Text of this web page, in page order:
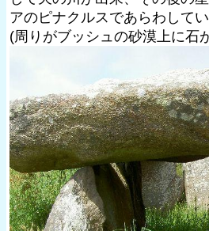
アのピナクルスであらわしてい
(周りがブッシュの砂漠上に石